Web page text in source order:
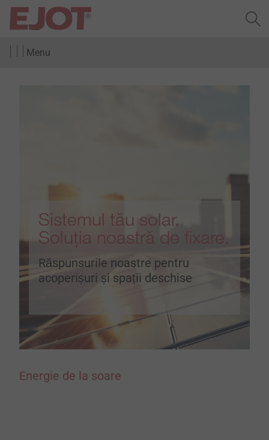
Menu
Sistemul tău solar.
Soluția noastră de fixare.
Răspunsurile noastre pentru
acoperișuri și spații deschise
Energie de la soare